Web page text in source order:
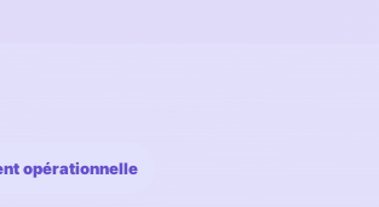
opérationnelle